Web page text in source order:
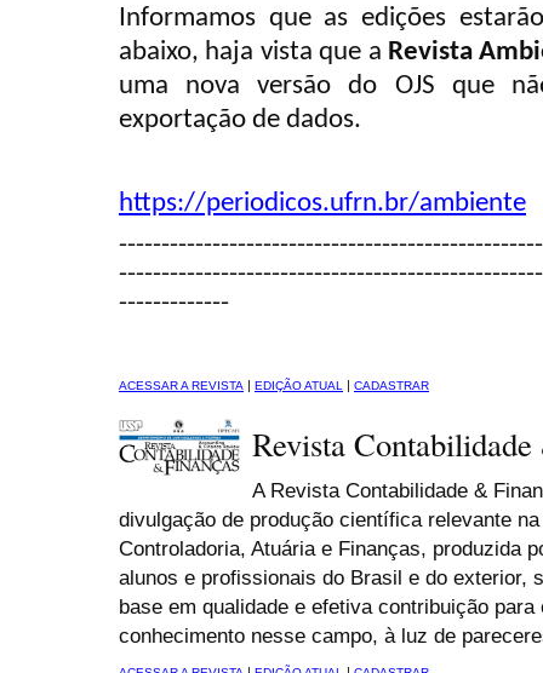
Informamos que as edições
abaixo, haja vista que a Revista
uma nova versão do OJS que
exportação de dados.
https://periodicos.ufrn.br/ambiente
-------------
ACESSAR A REVISTA | EDIÇÃO ATUAL | CADASTRAR
Revista
A Revista Contabilidade &
divulgação de produção científica relevante
Controladoria, Atuária e Finanças, produzida
alunos e profissionais do Brasil e do exterior,
base em qualidade e efetiva contribuição
conhecimento nesse campo, à luz de